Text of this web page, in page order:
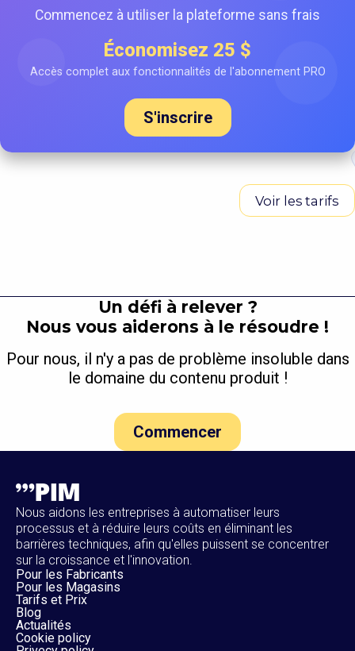
Commencez à utiliser la plateforme sans frais
Économisez 25 $
Accès complet aux fonctionnalités de l'abonnement PRO
S'inscrire
Voir les tarifs
Un défi à relever ?
Nous vous aiderons à le résoudre !
Pour nous, il n'y a pas de problème insoluble dans
le domaine du contenu produit !
Commencer
Nous aidons les entreprises à automatiser leurs
processus et à réduire leurs coûts en éliminant les
barrières techniques, afin qu'elles puissent se concentrer
sur la croissance et l'innovation.
Pour les Fabricants
Pour les Magasins
Tarifs et Prix
Blog
Actualités
Cookie policy